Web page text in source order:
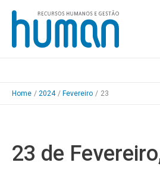
Skip
content
Home 2024 Fevereiro 23
23 de